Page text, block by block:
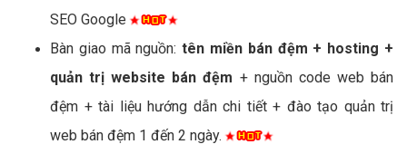
SEO Google
Bàn giao mã nguồn:tên miền bán đệm + hosting +
quản trị website bán đệm + nguồn code web bán
đệm + tài liệu hướng dẫn chi tiết + đào tạo quản trị
web bán đệm 1 đến 2 ngày.